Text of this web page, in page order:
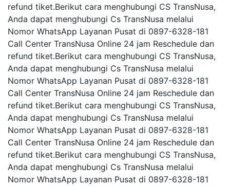
refund tiket.Berikut cara menghubungi CS TransNusa,
Anda dapat menghubungi Cs TransNusa melalui
Nomor WhatsApp Layanan Pusat di 0897-6328-181
Call Center TransNusa Online 24 jam Reschedule dan
refund tiket.Berikut cara menghubungi CS TransNusa,
Anda dapat menghubungi Cs TransNusa melalui
Nomor WhatsApp Layanan Pusat di 0897-6328-181
Call Center TransNusa Online 24 jam Reschedule dan
refund tiket.Berikut cara menghubungi CS TransNusa,
Anda dapat menghubungi Cs TransNusa melalui
Nomor WhatsApp Layanan Pusat di 0897-6328-181
Call Center TransNusa Online 24 jam Reschedule dan
refund tiket.Berikut cara menghubungi CS TransNusa,
Anda dapat menghubungi Cs TransNusa melalui
Nomor WhatsApp Layanan Pusat di 0897-6328-181